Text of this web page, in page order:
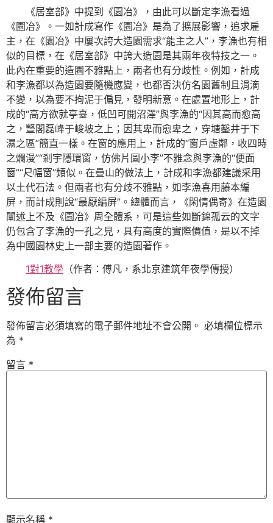
《居室部》中提到《園冶》，由此可以斷定李漁看過
《園冶》。一如計成寫作《園冶》是為了擴展影響，追求雇
主，在《園冶》中屢次誇大造園需求“能主之人”，李漁也有相
似的目標，在《居室部》中誇大造園是其兩年夜特技之一。
此內在重要的造園不雅點上，兩者也有分歧性。例如，計成
和李漁都以為造園要隨機應變，也都否決仿名園舊制且涓滴
不變，以為要不拘泥于偏見，發明新意。在處置地形上，計
成的“高方欲就亭臺，低凹可開沼澤”與李漁的“因其高而愈高
之，豎閣磊峰于峻坡之上；因其卑而愈卑之，穿塘鑿井于下
濕之區”簡直一樣。在窗的應用上，計成的“窗戶虛鄰，收四時
之爛漫”“剎宇隱環窗，仿佛片圖小李”不雅念與李漁的“便面
窗”“尺幅窗”類似。在疊山的做法上，計成和李漁都建議采用
以土代石法。但兩者也有分歧不雅點，如李漁喜用藤本編
屏，而計成則說“最厭編屏”。總體而言，《閑情偶寄》在造園
闡述上不及《園冶》周全體系，可是這些如斷錦孤云的文字
仍包含了李漁的一孔之見，具有高度的實際價值，是以不掉
為中國園林史上一部主要的造園著作。
1對1教學 （作者：傅凡，系北京建筑年夜學傳授）
發佈留言
發佈留言必須填寫的電子郵件地址不會公開。 必填欄位標示
為 *
留言 *
顯示名稱 *